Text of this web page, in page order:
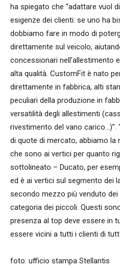
ha spiegato che “adattare vuol
esigenze dei clienti: se uno ha
dobbiamo fare in modo di
direttamente sul veicolo,
concessionari nell’allestimento
alta qualità. CustomFit è nato
direttamente in fabbrica, alti
peculiari della produzione in
versatilità degli allestimenti
rivestimento del vano carico…)”.
di quote di mercato, abbiamo la
che sono ai vertici per quanto
sottolineato – Ducato, per
ed è ai vertici sul segmento dei
secondo mezzo più venduto
categoria dei piccoli. Questi
presenza al top deve essere in
essere vicini a tutti i clienti di
foto: ufficio stampa Stellantis